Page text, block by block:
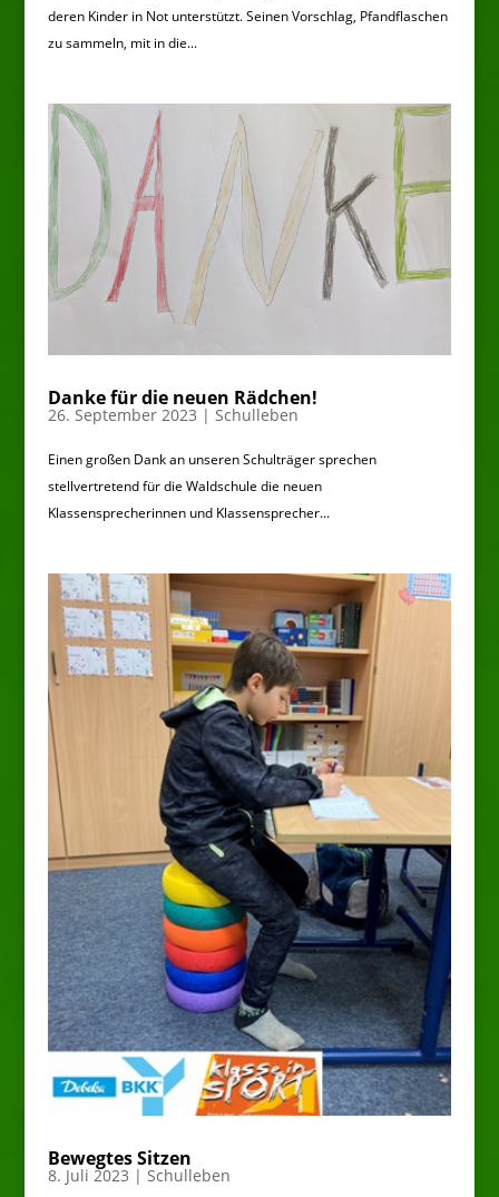
deren Kinder in Not unterstützt. Seinen Vorschlag, Pfandflaschen
zu sammeln, mit in die...
Danke für die neuen Rädchen!
26. September 2023 | Schulleben
Einen großen Dank an unseren Schulträger sprechen
stellvertretend für die Waldschule die neuen
Klassensprecherinnen und Klassensprecher...
Bewegtes Sitzen
8. Juli 2023 | Schulleben